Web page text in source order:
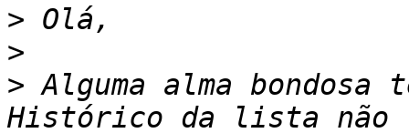
>
>
> Alguma alma bondosa